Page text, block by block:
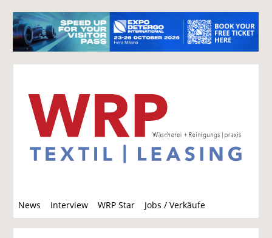
News Interview WRP Star Jobs / Verkäufe
u
c